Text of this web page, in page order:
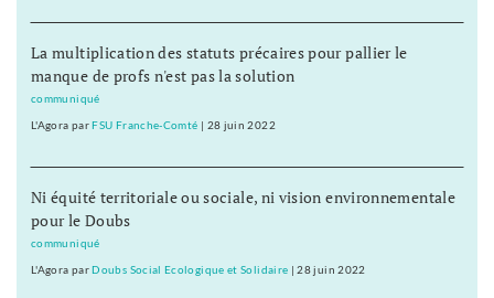
La multiplication des statuts précaires pour pallier le
manque de profs n'est pas la solution
communiqué
L'Agora parFSU Franche-Comté | 28 juin 2022
Ni équité territoriale ou sociale, ni vision environnementale
pour le Doubs
communiqué
L'Agora parDoubs Social Ecologique et Solidaire |28 juin 2022